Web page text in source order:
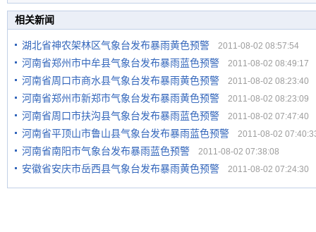
相关新闻
湖北省神农架林区气象台发布暴雨黄色预警 2011-08-02 08:57:54
河南省郑州市中牟县气象台发布暴雨蓝色预警 2011-08-02 08:49:17
河南省周口市商水县气象台发布暴雨黄色预警 2011-08-02 08:23:40
河南省郑州市新郑市气象台发布暴雨黄色预警 2011-08-02 08:23:09
河南省周口市扶沟县气象台发布暴雨蓝色预警 2011-08-02 07:47:40
河南省平顶山市鲁山县气象台发布暴雨蓝色预警 2011-08-02
河南省南阳市气象台发布暴雨蓝色预警 2011-08-02 07:38:08
安徽省安庆市岳西县气象台发布暴雨黄色预警 2011-08-02 07:24:30